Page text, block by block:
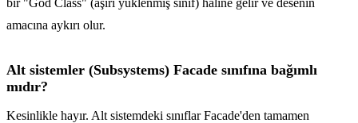
amacına aykırı olur.
Alt sistemler (Subsystems) Facade sınıfına bağımlı
mıdır?
Kesinlikle hayır. Alt sistemdeki sınıflar Facade'den tamamen